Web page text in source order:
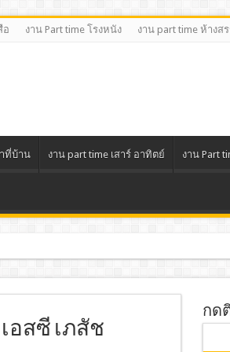
อ งาน Part time โรงหนัง งาน part time ห้างส
ที่บ้าน งาน part time เสาร์ อาทิตย์ งาน Part
อสซี เภสัช
กด